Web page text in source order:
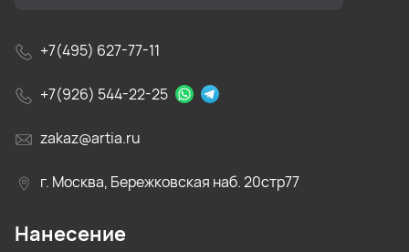
+7(495) 627-77-11
+7(926) 544-22-25
zakaz@artia.ru
г. Москва, Бережковская наб. 20стр77
Нанесение